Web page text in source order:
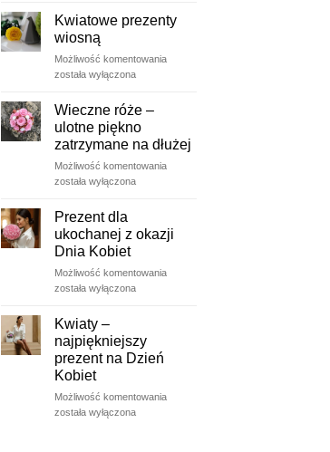
Kwiatowe prezenty
wiosną
Możliwość komentowaniaKwiatowe
została wyłączona
Wieczne róże –
ulotne piękno
zatrzymane na dłużej
Możliwość komentowaniaWieczne
piękno
zatrzymane
dłużej
została wyłączona
Prezent dla
ukochanej z okazji
Dnia Kobiet
Możliwość komentowaniaPrezent
została wyłączona
Kwiaty –
najpiękniejszy
prezent na Dzień
Kobiet
Możliwość komentowaniaKwiaty
została wyłączona